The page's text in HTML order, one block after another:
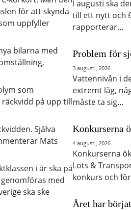
för att skynda
uppfyller
bilarna med
som
på upp till
Själva
Mats
i år ska på
med
ska ske
I augusti ska
till ett nytt och
rapporterar…
Problem för
3 augusti, 2026
Vattennivån i
extremt låg,
måste ta sig…
Konkurserna
4 augusti, 2026
Konkurserna
Lots &
konkurs och
Året har